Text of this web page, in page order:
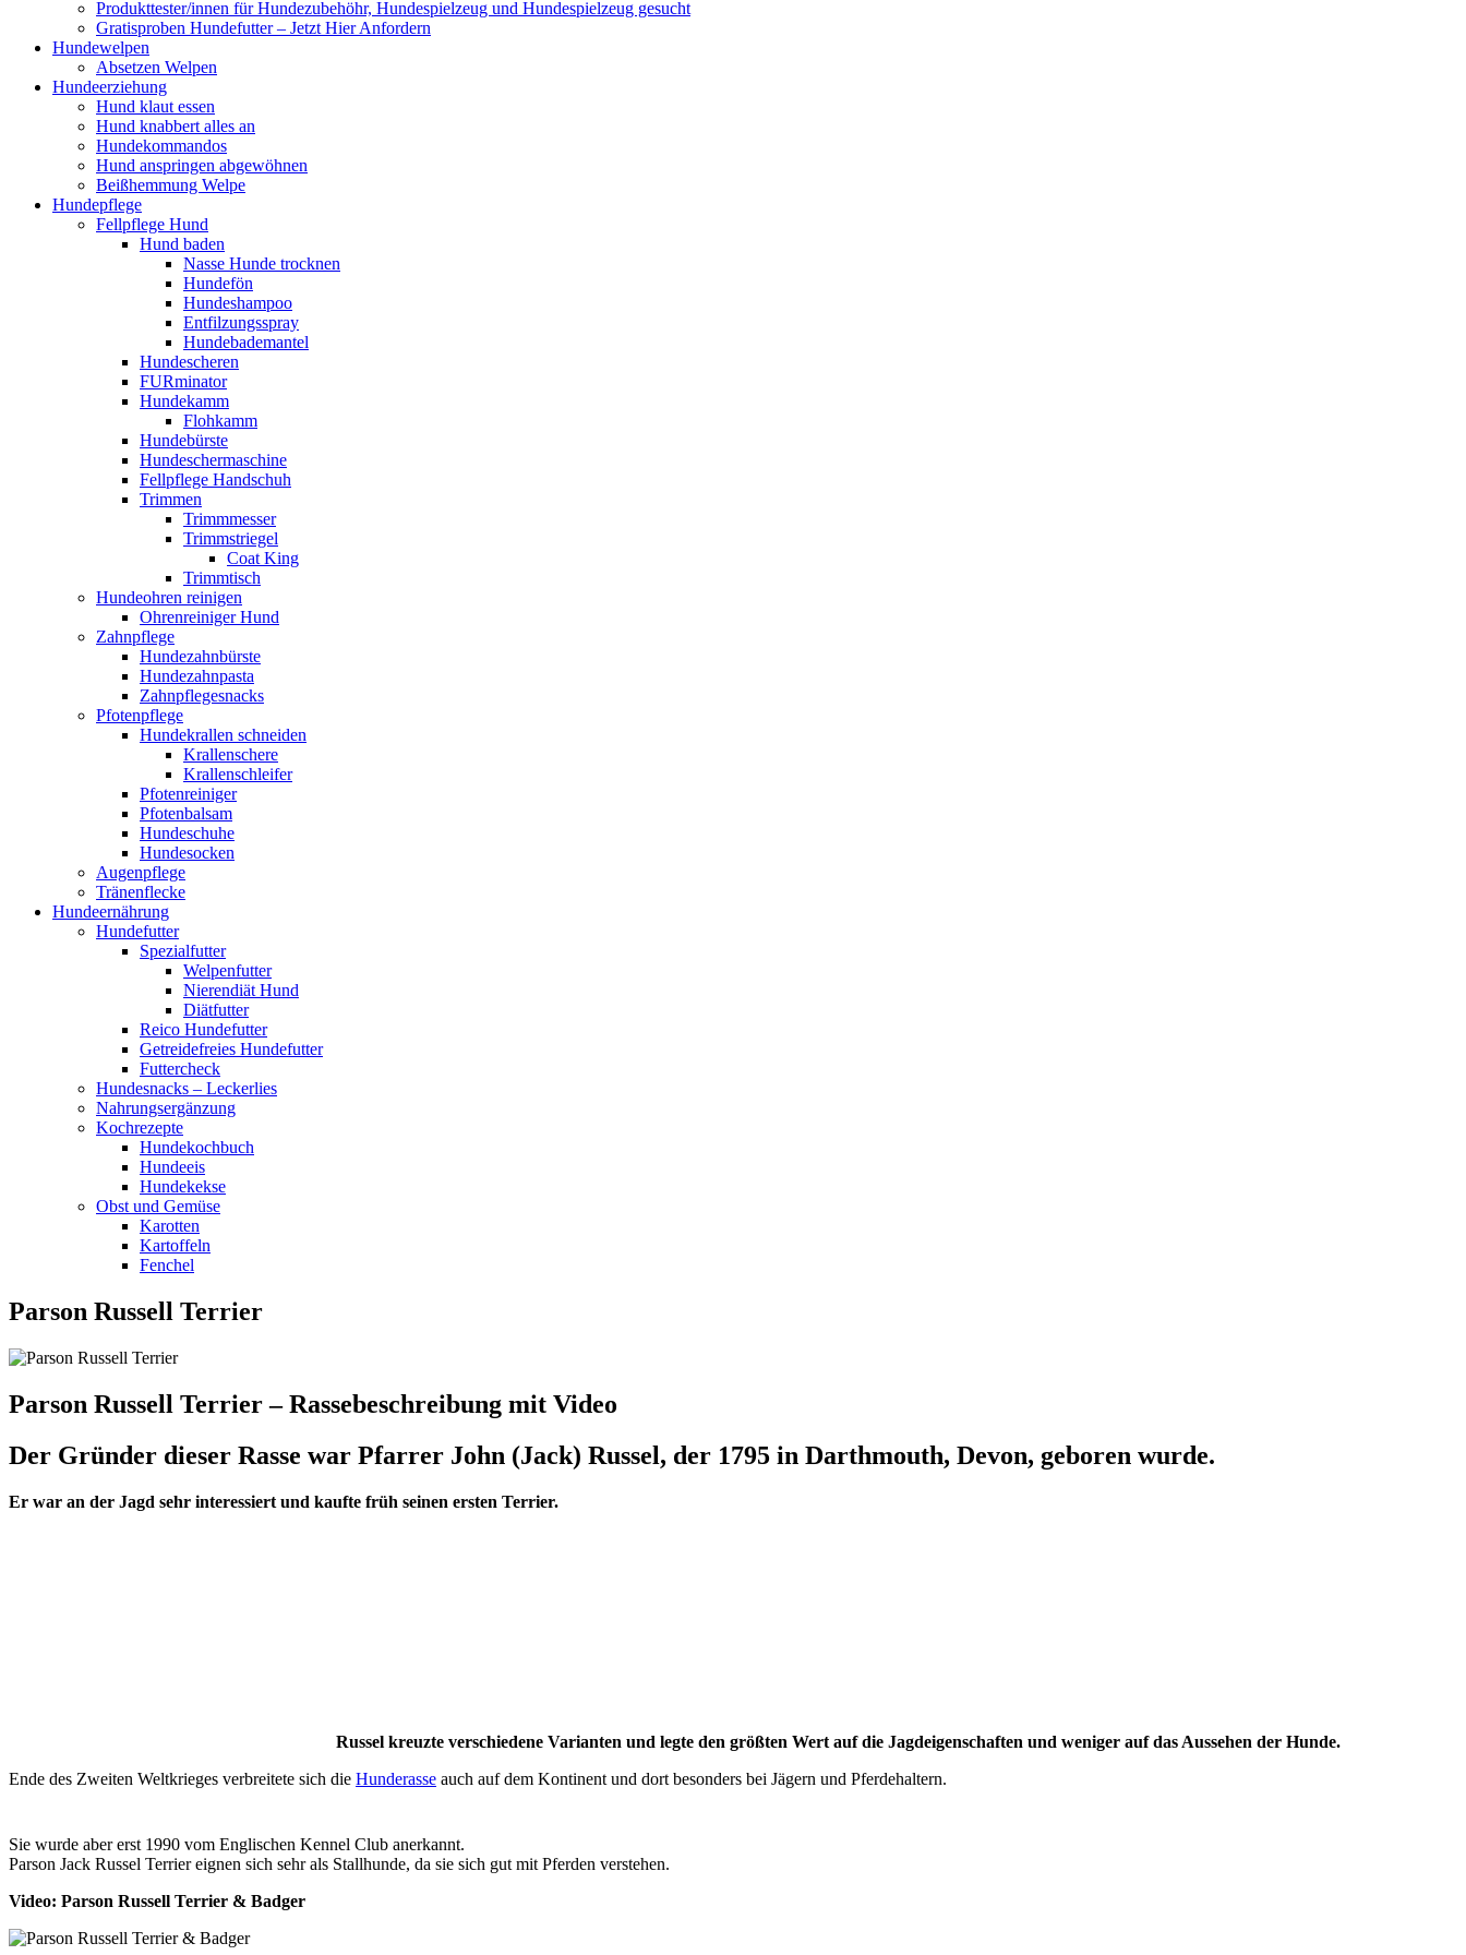
Produkttester/innen für Hundezubehöhr, Hundespielzeug und Hundespielzeug gesucht
Gratisproben Hundefutter – Jetzt Hier Anfordern
Hundewelpen
Absetzen Welpen
Hundeerziehung
Hund klaut essen
Hund knabbert alles an
Hundekommandos
Hund anspringen abgewöhnen
Beißhemmung Welpe
Hundepflege
Fellpflege Hund
Hund baden
Nasse Hunde trocknen
Hundefön
Hundeshampoo
Entfilzungsspray
Hundebademantel
Hundescheren
FURminator
Hundekamm
Flohkamm
Hundebürste
Hundeschermaschine
Fellpflege Handschuh
Trimmen
Trimmmesser
Trimmstriegel
Coat King
Trimmtisch
Hundeohren reinigen
Ohrenreiniger Hund
Zahnpflege
Hundezahnbürste
Hundezahnpasta
Zahnpflegesnacks
Pfotenpflege
Hundekrallen schneiden
Krallenschere
Krallenschleifer
Pfotenreiniger
Pfotenbalsam
Hundeschuhe
Hundesocken
Augenpflege
Tränenflecke
Hundeernährung
Hundefutter
Spezialfutter
Welpenfutter
Nierendiät Hund
Diätfutter
Reico Hundefutter
Getreidefreies Hundefutter
Futtercheck
Hundesnacks – Leckerlies
Nahrungsergänzung
Kochrezepte
Hundekochbuch
Hundeeis
Hundekekse
Obst und Gemüse
Karotten
Kartoffeln
Fenchel
Parson Russell Terrier
Parson Russell Terrier – Rassebeschreibung mit Video
Der Gründer dieser Rasse war Pfarrer John (Jack) Russel, der 1795 in Darthmouth, Devon, geboren wurde.
Er war an der Jagd sehr interessiert und kaufte früh seinen ersten Terrier.
Russel kreuzte verschiedene Varianten und legte den größten Wert auf die Jagdeigenschaften und weniger auf das Aussehen der Hunde.
Ende des Zweiten Weltkrieges verbreitete sich die Hunderasse auch auf dem Kontinent und dort besonders bei Jägern und Pferdehaltern.
Sie wurde aber erst 1990 vom Englischen Kennel Club anerkannt.
Parson Jack Russel Terrier eignen sich sehr als Stallhunde, da sie sich gut mit Pferden verstehen.
Video: Parson Russell Terrier & Badger